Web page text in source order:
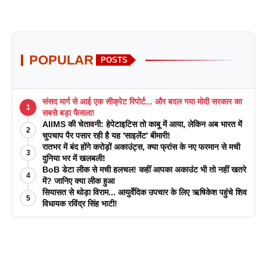
POPULAR POSTS
1
संसद मार्ग से आई एक सीक्रेट रिपोर्ट... और बदल गया मोदी सरकार का
सबसे बड़ा फैसला!
2
AIIMS की चेतावनी: हेपेटाइटिस तो काबू में आया, लेकिन अब भारत में
चुपचाप पैर पसार रही है यह 'साइलेंट' बीमारी!
3
रातभर में बंद होंगे करोड़ों अकाउंट्स, क्या फ्रांस के नए फरमान से मची
दुनिया भर में खलबली!
4
BoB डेटा लीक से मची हलचल! कहीं आपका अकाउंट भी तो नहीं खतरे
में? जानिए क्या लीक हुआ
5
सियासत से थोड़ा विराम... आयुर्वेदिक उपचार के लिए ऋषिकेश पहुंचे शिव
विधायक रविंद्र सिंह भाटी!